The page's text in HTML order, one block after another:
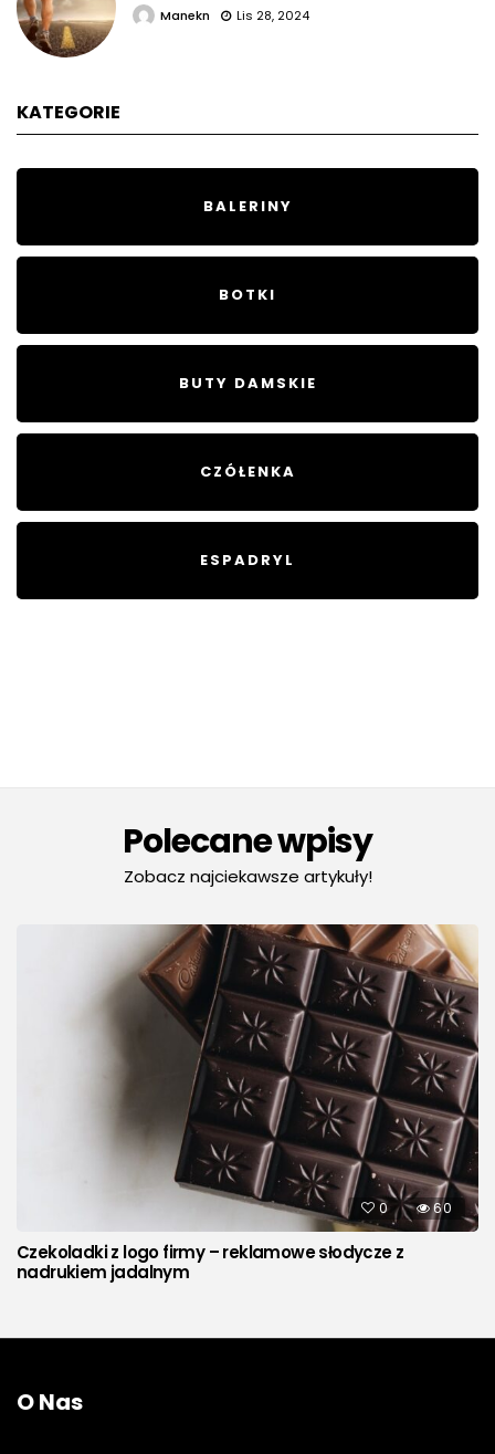
Manekn Lis 28, 2024
KATEGORIE
BALERINY
BOTKI
BUTY DAMSKIE
CZÓŁENKA
ESPADRYL
Polecane wpisy
Zobacz najciekawsze artykuły!
0 60
Czekoladki z logo firmy – reklamowe słodycze z
nadrukiem jadalnym
O Nas